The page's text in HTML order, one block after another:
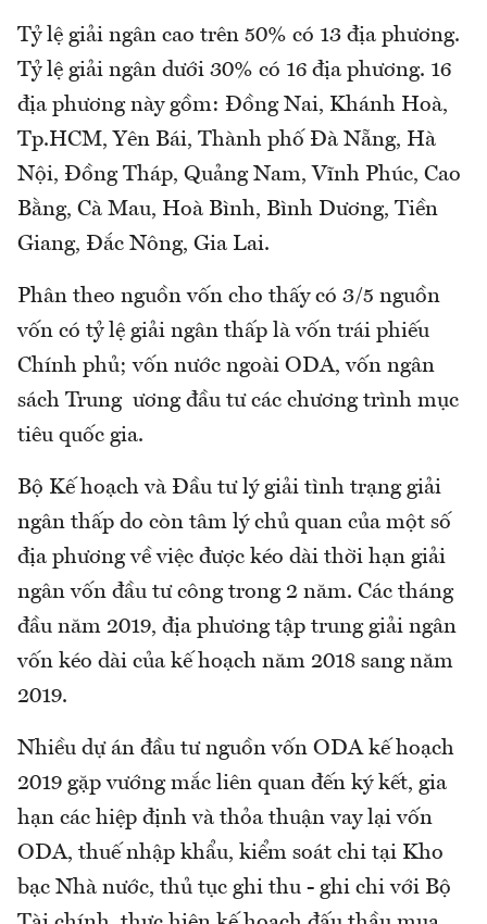
Tỷ lệ giải ngân cao trên 50% có 13 địa phương.
Tỷ lệ giải ngân dưới 30% có 16 địa phương. 16
địa phương này gồm: Đồng Nai, Khánh Hoà,
Tp.HCM, Yên Bái, Thành phố Đà Nẵng, Hà
Nội, Đồng Tháp, Quảng Nam, Vĩnh Phúc, Cao
Bằng, Cà Mau, Hoà Bình, Bình Dương, Tiền
Giang, Đắc Nông, Gia Lai.
Phân theo nguồn vốn cho thấy có 3/5 nguồn
vốn có tỷ lệ giải ngân thấp là vốn trái phiếu
Chính phủ; vốn nước ngoài ODA, vốn ngân
sách Trung ương đầu tư các chương trình mục
tiêu quốc gia.
Bộ Kế hoạch và Đầu tư lý giải tình trạng giải
ngân thấp do còn tâm lý chủ quan của một số
địa phương về việc được kéo dài thời hạn giải
ngân vốn đầu tư công trong 2 năm. Các tháng
đầu năm 2019, địa phương tập trung giải ngân
vốn kéo dài của kế hoạch năm 2018 sang năm
2019.
Nhiều dự án đầu tư nguồn vốn ODA kế hoạch
2019 gặp vướng mắc liên quan đến ký kết, gia
hạn các hiệp định và thỏa thuận vay lại vốn
ODA, thuế nhập khẩu, kiểm soát chi tại Kho
bạc Nhà nước, thủ tục ghi thu - ghi chi với Bộ